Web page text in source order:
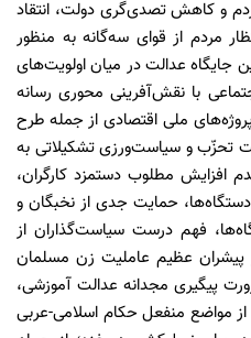
و کاهش تصدی‌گری دولت، انتقاد
مردم از قوای سه‌گانه به منظور
جایگاه عدالت در میان اولویت‌های
با نقش‌آفرینی محوری رسانه
ملی اقتصادی از جمله طرح
تحزّب و سیاست‌ورزی تشکیلاتی به
افزایش مطلوب دستمزد کارگران،
حمایت جدی از نخبگان و
فهم درست سیاست‌گذاران از
پیشران عظیم عاملیت زن مسلمان
پیگیری مجدانه عدالت آموزشی،
از مواضع منفعل حکام اسلامی-عربی